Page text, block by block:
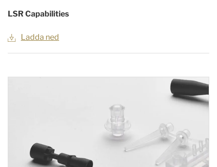
LSR Capabilities
Ladda ned